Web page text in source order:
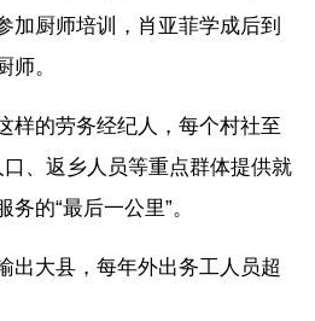
加厨师培训，肖亚菲学成后到
师。
样的劳务经纪人，每个村社至
、返乡人员等重点群体提供就
的“最后一公里”。
出大县，每年外出务工人员超